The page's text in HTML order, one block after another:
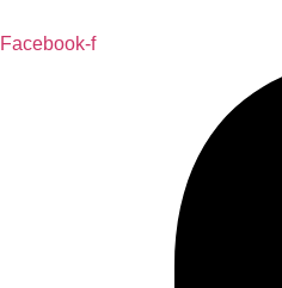
Facebook-f